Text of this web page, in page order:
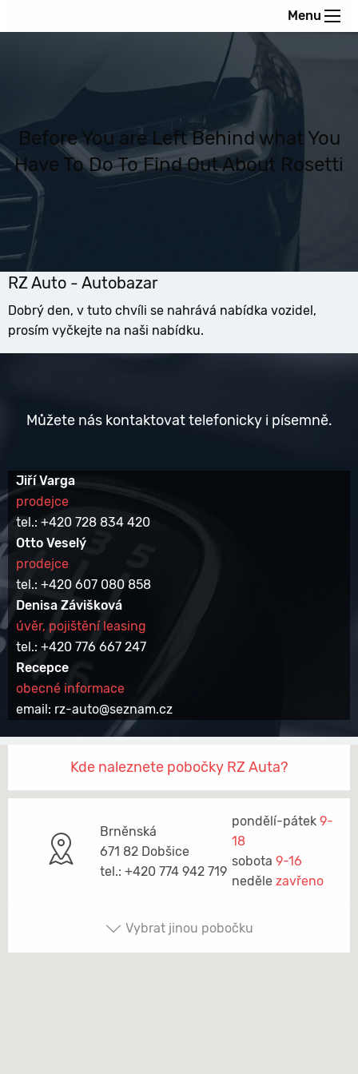
Menu
Before You are Left Behind what You
Have To Do To Find Out About Rosetti
RZ Auto - Autobazar
Dobrý den, v tuto chvíli se nahrává nabídka vozidel,
prosím vyčkejte na naši nabídku.
Můžete nás kontaktovat telefonicky i písemně.
Jiří Varga
prodejce
tel.: +420 728 834 420
Otto Veselý
prodejce
tel.: +420 607 080 858
Denisa Závišková
úvěr, pojištění leasing
tel.: +420 776 667 247
Recepce
obecné informace
email: rz-auto@seznam.cz
Kde naleznete pobočky RZ Auta?
Brněnská
671 82 Dobšice
tel.: +420 774 942 719
pondělí-pátek 9-
18
sobota 9-16
neděle zavřeno
Vybrat jinou pobočku